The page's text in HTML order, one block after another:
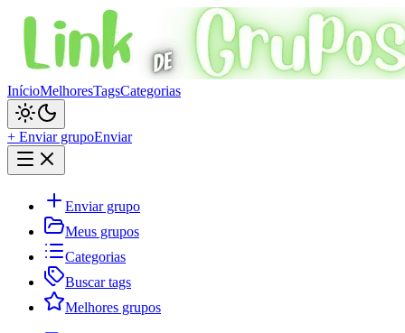
InícioMelhoresTagsCategorias
+ Enviar grupoEnviar
Enviar grupo
Meus grupos
Categorias
Buscar tags
Melhores grupos